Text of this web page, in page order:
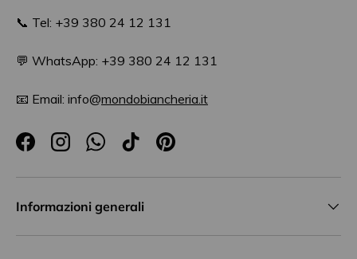
📞 Tel: +39 380 24 12 131
💬 WhatsApp: +39 380 24 12 131
📧 Email: info@mondobiancheria.it
FacebookInstagramWhatsApp
TikTokPinterest
Informazioni generali